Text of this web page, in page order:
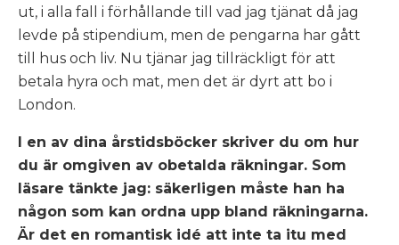
ut, i alla fall i förhållande till vad jag tjänat då jag
levde på stipendium, men de pengarna har gått
till hus och liv. Nu tjänar jag tillräckligt för att
betala hyra och mat, men det är dyrt att bo i
London.
I en av dina årstidsböcker skriver du om hur
du är omgiven av obetalda räkningar. Som
läsare tänkte jag: säkerligen måste han ha
någon som kan ordna upp bland räkningarna.
Är det en romantisk idé att inte ta itu med